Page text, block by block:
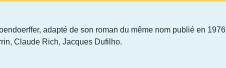
adapté de son roman du même nom publié en 1976
Claude Rich, Jacques Dufilho.